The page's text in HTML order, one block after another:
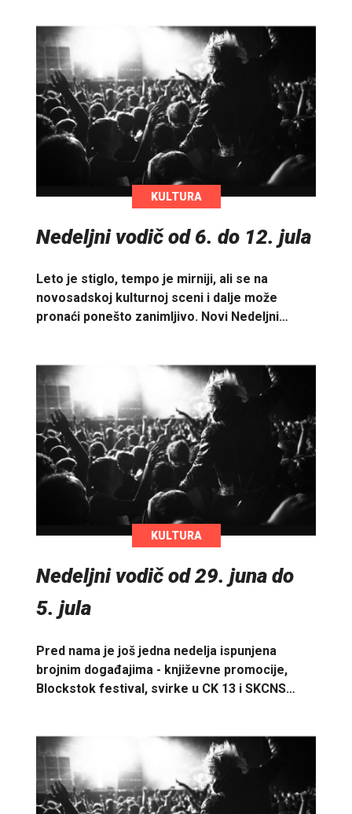
KULTURA
Nedeljni vodič od 6. do 12. jula
Leto je stiglo, tempo je mirniji, ali se na
novosadskoj kulturnoj sceni i dalje može
pronaći ponešto zanimljivo. Novi Nedeljni…
KULTURA
Nedeljni vodič od 29. juna do
5. jula
Pred nama je još jedna nedelja ispunjena
brojnim događajima - književne promocije,
Blockstok festival, svirke u CK 13 i SKCNS…